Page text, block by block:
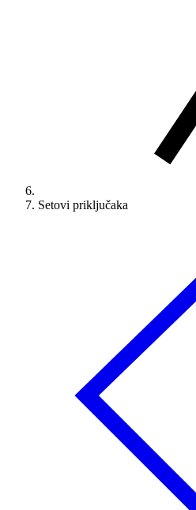
Setovi priključaka